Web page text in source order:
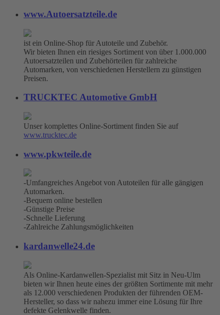
www.Autoersatzteile.de
ist ein Online-Shop für Autoteile und Zubehör.
Wir bieten Ihnen ein riesiges Sortiment von über 1.000.000
Autoersatzteilen und Zubehörteilen für zahlreiche
Automarken, von verschiedenen Herstellern zu günstigen
Preisen.
TRUCKTEC Automotive GmbH
Unser komplettes Online-Sortiment finden Sie auf
www.trucktec.de
www.pkwteile.de
-Umfangreiches Angebot von Autoteilen für alle gängigen
Automarken.
-Bequem online bestellen
-Günstige Preise
-Schnelle Lieferung
-Zahlreiche Zahlungsmöglichkeiten
kardanwelle24.de
Als Online-Kardanwellen-Spezialist mit Sitz in Neu-Ulm
bieten wir Ihnen heute eines der größten Sortimente mit mehr
als 12.000 verschiedenen Produkten der führenden OEM-
Hersteller, so dass wir nahezu immer eine Lösung für Ihre
defekte Gelenkwelle finden.